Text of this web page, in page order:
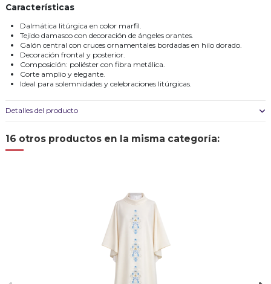
Características
Dalmática litúrgica en color marfil.
Tejido damasco con decoración de ángeles orantes.
Galón central con cruces ornamentales bordadas en hilo dorado.
Decoración frontal y posterior.
Composición: poliéster con fibra metálica.
Corte amplio y elegante.
Ideal para solemnidades y celebraciones litúrgicas.
Detalles del producto
16 otros productos en la misma categoría: